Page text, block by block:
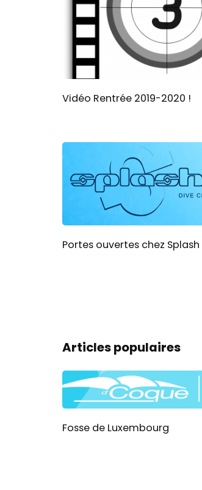
Vidéo Rentrée 2019-2020 !
Portes ouvertes chez Splash
Articles populaires
Fosse de Luxembourg